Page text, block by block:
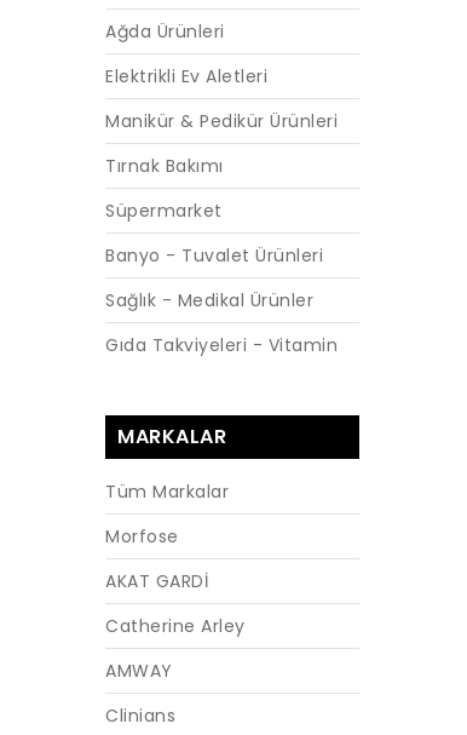
Ağda Ürünleri
Elektrikli Ev Aletleri
Manikür & Pedikür Ürünleri
Tırnak Bakımı
Süpermarket
Banyo - Tuvalet Ürünleri
Sağlık - Medikal Ürünler
Gıda Takviyeleri - Vitamin
MARKALAR
Tüm Markalar
Morfose
AKAT GARDİ
Catherine Arley
AMWAY
Clinians